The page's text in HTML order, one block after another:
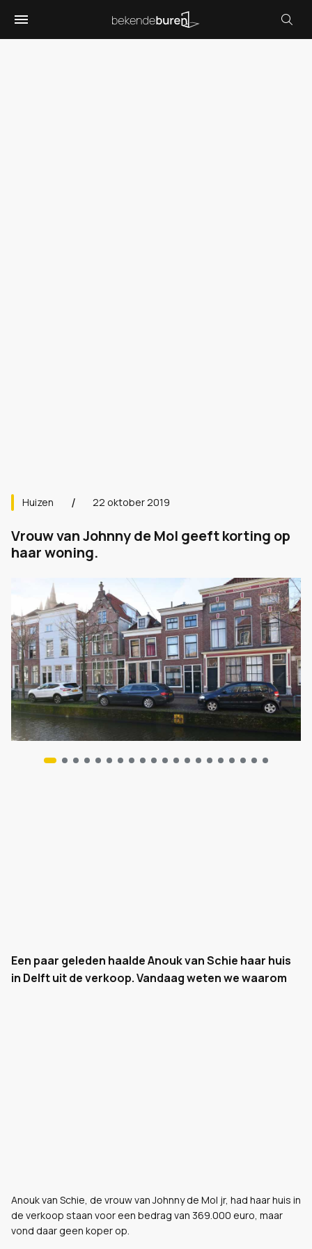
Huizen 22 oktober 2019
Vrouw van Johnny de Mol geeft korting op
haar woning.
Een paar geleden haalde Anouk van Schie haar huis
in Delft uit de verkoop. Vandaag weten we waarom
Anouk van Schie, de vrouw van Johnny de Mol jr, had haar huis in
de verkoop staan voor een bedrag van 369.000 euro, maar
vond daar geen koper op.